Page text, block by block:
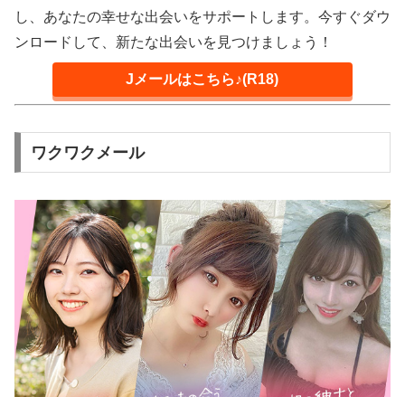
し、あなたの幸せな出会いをサポートします。今すぐダウ
ンロードして、新たな出会いを見つけましょう！
Jメールはこちら♪(R18)
ワクワクメール